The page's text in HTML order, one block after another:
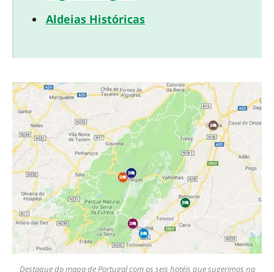
Aldeias Históricas
Destaque do mapa de Portugal com os seis hotéis que sugerimos na